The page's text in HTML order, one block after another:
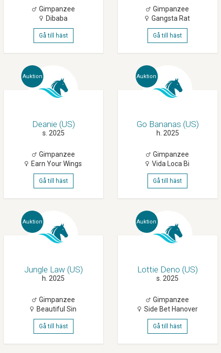
Gimpanzee
Dibaba
Gå till häst
Gimpanzee
Gangsta Rat
Gå till häst
Auktion
Deanie (US)
s. 2025
Gimpanzee
Earn Your Wings
Gå till häst
Auktion
Go Bananas (US)
h. 2025
Gimpanzee
Vida Loca Bi
Gå till häst
Auktion
Jungle Law (US)
h. 2025
Gimpanzee
Beautiful Sin
Gå till häst
Auktion
Lottie Deno (US)
s. 2025
Gimpanzee
Side Bet Hanover
Gå till häst